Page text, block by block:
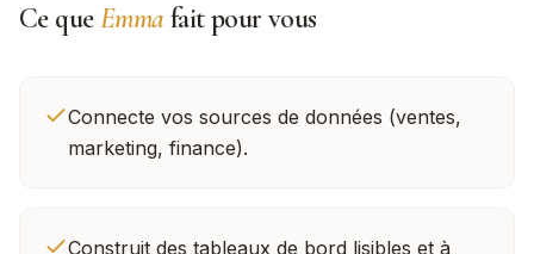
Ce queEmma fait pour vous
Connecte vos sources de données (ventes,
marketing, finance).
Construit des tableaux de bord lisibles et à